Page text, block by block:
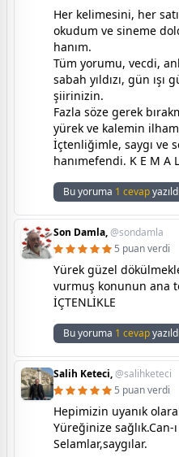
Her kelimesini, her
okudum ve sineme
hanım.
Tüm yorumu, vecdi,
sabah yıldızı, gün ışı
şiirinizin.
Fazla söze gerek
yürek ve kalemin
İçtenliğimle, saygı ve
hanımefendi. K E M A
Bu yoruma 1 cevapyazıldı
Son Damla,@sondamla
5 puan verdi
Yürek güzel
vurmuş konunun ana
İÇTENLİKLE
Bu yoruma 1 cevapyazıldı
Salih Keteci,@salihketeci
5 puan verdi
Hepimizin uyanık
Yüreğinize
Selamlar,saygılar.